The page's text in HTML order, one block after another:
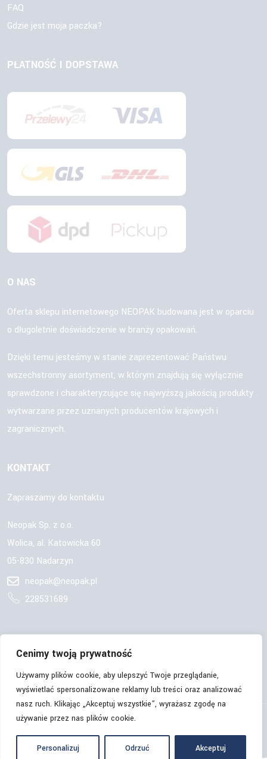
Cenimy twoją prywatność
Używamy plików cookie, aby ulepszyć Twoje przeglądanie,
wyświetlać spersonalizowane reklamy lub treści oraz analizować
nasz ruch. Klikając „Akceptuj wszystkie”, wyrażasz zgodę na
używanie przez nas plików cookie.
Personalizuj Odrzuć Akceptuj
FAQ
Gdzie jest moja paczka?
PŁATNOŚĆ I DOPSTAWA
O NAS
Oferta sklepu internetowego NEOPAK budowana jest w oparciu
o długoletnie doświadczenie w branży opakowań.
Dzięki temu jesteśmy w stanie zaprezentować Państwu
wszechstronny asortyment, w którym znajdują się wyłącznie
sprawdzone i charakteryzujące się najwyższą jakością produkty
wytwarzane przez uznanych producentów krajowych i
zagranicznych.
KONTAKT
Zapraszamy do kontaktu
Neopak Sp. z o.o.
Wolica, al. Katowicka 60
05-830 Nadarzyn
neopak@neopak.pl
228531689
OBSERWUJ NAS:
© Copyrights 2026 | Neopak Sp. z o.o. | Wszelkie prawa
zastrzeżone.